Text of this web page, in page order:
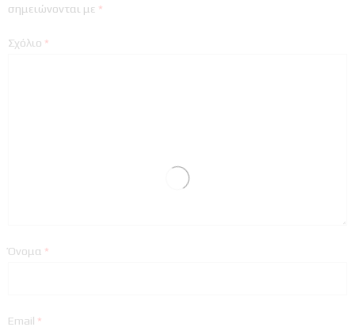
σημειώνονται με *
Σχόλιο *
Όνομα *
Email *